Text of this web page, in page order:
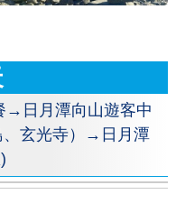
→日月潭向山遊客中
玄光寺）→日月潭